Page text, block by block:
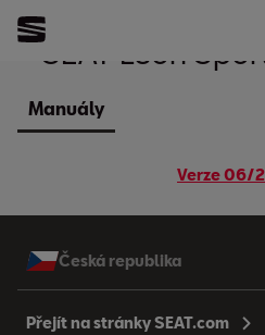
SEAT Leon
Manuály
Verze 06/
Česká republika
Přejít na stránky SEAT.com